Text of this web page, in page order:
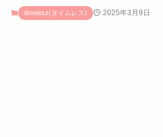
timelesz(タイムレス) 2025年3月9日